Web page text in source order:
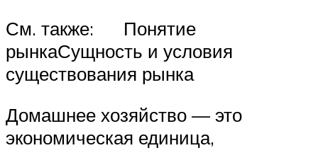
См. также: Понятие
рынкаСущность и условия
существования рынка
Домашнее хозяйство — это
экономическая единица,